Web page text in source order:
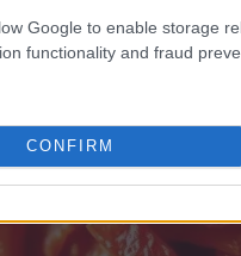
Google to enable storage
functionality and fraud
CONFIRM